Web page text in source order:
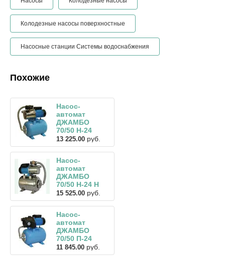
Колодезные насосы поверхностные
Насосные станции Системы водоснабжения
Похожие
Насос-
автомат
ДЖАМБО
70/50 Н-24
13 225.00 руб.
Насос-
автомат
ДЖАМБО
70/50 Н-24 Н
15 525.00 руб.
Насос-
автомат
ДЖАМБО
70/50 П-24
11 845.00 руб.